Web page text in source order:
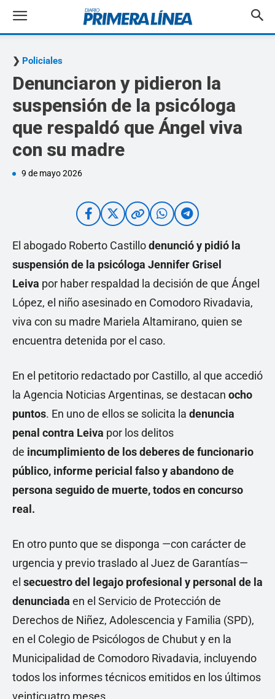
Policiales
Denunciaron y pidieron la
suspensión de la psicóloga
que respaldó que Ángel viva
con su madre
9 de mayo 2026
El abogado Roberto Castillodenunció y pidió la
suspensión de la psicóloga Jennifer Grisel
Leiva por haber respaldad la decisión de que Ángel
López, el niño asesinado en Comodoro Rivadavia,
viva con su madre Mariela Altamirano, quien se
encuentra detenida por el caso.
En el petitorio redactado por Castillo, al que accedió
la Agencia Noticias Argentinas, se destacan ocho
puntos. En uno de ellos se solicita la denuncia
penal contra Leiva por los delitos
de incumplimiento de los deberes de funcionario
público, informe pericial falso y abandono de
persona seguido de muerte, todos en concurso
real.
En otro punto que se disponga —con carácter de
urgencia y previo traslado al Juez de Garantías—
el secuestro del legajo profesional y personal de la
denunciada en el Servicio de Protección de
Derechos de Niñez, Adolescencia y Familia (SPD),
en el Colegio de Psicólogos de Chubut y en la
Municipalidad de Comodoro Rivadavia, incluyendo
todos los informes técnicos emitidos en los últimos
veinticuatro meses.